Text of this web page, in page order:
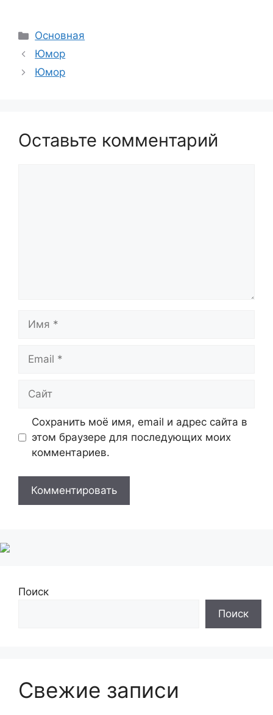
Рубрики
Основная
Юмор
Юмор
Оставьте комментарий
Имя
Email
Сайт
Сохранить моё имя, email и адрес сайта в
этом браузере для последующих моих
комментариев.
Поиск
Поиск
Свежие записи